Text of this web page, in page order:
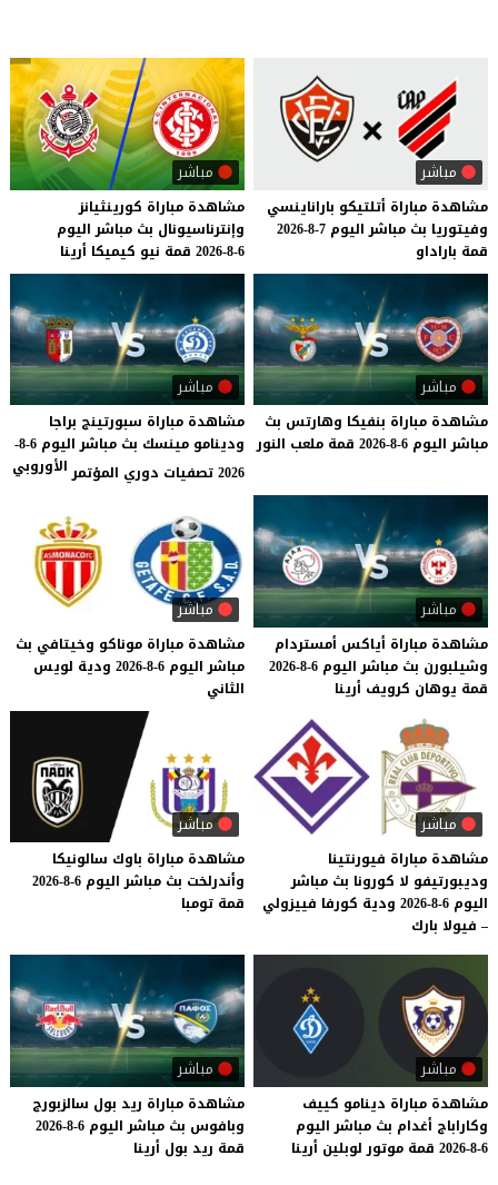
مباشر
مشاهدة مباراة أتلتيكو باراناينسي
وفيتوريا بث مباشر اليوم 7-8-2026
قمة باراداو
مباشر
مشاهدة مباراة كورينثيانز
وإنترناسيونال بث مباشر اليوم
6-8-2026
قمة نيو كيميكا أرينا
مباشر
مشاهدة مباراة بنفيكا وهارتس بث
مباشر اليوم 6-8-2026 قمة ملعب النور
مباشر
مشاهدة مباراة سبورتينج براجا
ودينامو مينسك بث مباشر اليوم 6-8-
2026 تصفيات دوري المؤتمر
الأوروبي
مباشر
مشاهدة مباراة أياكس أمستردام
وشيلبورن بث مباشر اليوم 6-8-2026
قمة يوهان كرويف أرينا
مباشر
مشاهدة مباراة موناكو وخيتافي بث
مباشر اليوم 6-8-2026 ودية لويس
الثاني
مباشر
مشاهدة مباراة فيورنتينا
وديبورتيفو لا كورونا بث مباشر
اليوم 6-8-2026 ودية كورفا فييزولي
– فيولا بارك
مباشر
مشاهدة مباراة باوك سالونيكا
وأندرلخت بث مباشر اليوم 6-8-2026
قمة تومبا
مباشر
مشاهدة مباراة دينامو كييف
وكاراباج أغدام بث مباشر اليوم
6-8-2026
قمة موتور لوبلين أرينا
مباشر
مشاهدة مباراة ريد بول سالزبورج
وبافوس بث مباشر اليوم 6-8-2026
قمة ريد بول أرينا